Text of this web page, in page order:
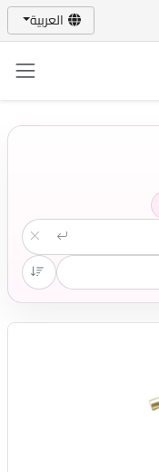
العربية